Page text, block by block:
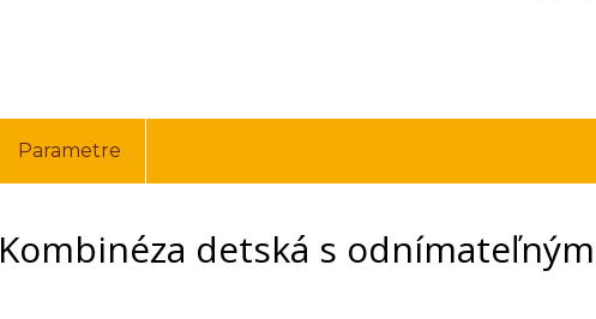
Parametre
Kombinéza detská s